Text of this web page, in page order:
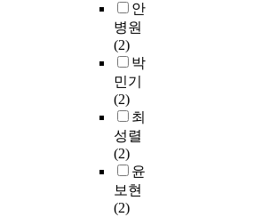
안
병원
(2)
박
민기
(2)
최
성렬
(2)
윤
보현
(2)